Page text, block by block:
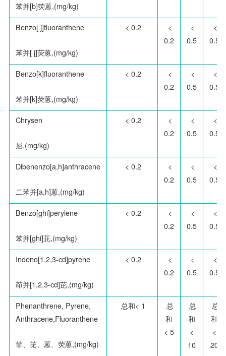
苯并[b]荧蒽,(mg/kg)
Benzo[ j]fluoranthene
苯并[ j]荧蒽,(mg/kg)
< 0.2
<
0.2
<
0.5
<
0.5
Benzo[k]fluoranthene
苯并[k]荧蒽,(mg/kg)
< 0.2
<
0.2
<
0.5
<
0.5
Chrysen
屈,(mg/kg)
< 0.2
<
0.2
<
0.5
<
0.5
Dibenenzo[a,h]anthracene
二苯并[a,h]蒽,(mg/kg)
< 0.2
<
0.2
<
0.5
<
0.5
Benzo[ghi]perylene
苯并[ghi]苝,(mg/kg)
< 0.2
<
0.2
<
0.5
<
0.5
Indeno[1,2,3-cd]pyrene
茚并[1,2,3-cd]芘,(mg/kg)
< 0.2
<
0.2
<
0.5
<
0.5
Phenanthrene, Pyrene,
Anthracene,Fluoranthene
菲、芘、蒽、荧蒽,(mg/kg)
总和< 1
总
和
< 5
总
和
<
10
总
和
<
20